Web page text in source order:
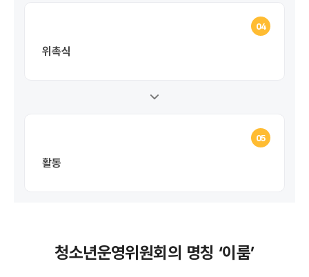
04
위촉식
05
활동
청소년운영위원회의 명칭 ‘이룸’